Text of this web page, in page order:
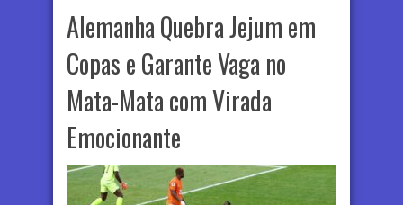
Alemanha Quebra Jejum em
Copas e Garante Vaga no
Mata-Mata com Virada
Emocionante